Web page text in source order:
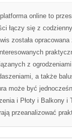
online to
łączy się z
została
z
a także
może być
i Płoty i Balkony i
przeanalizować